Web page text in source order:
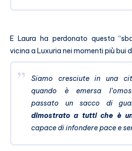
E Laura ha perdonato questa
vicina a Luxuria nei momenti più bui
Siamo cresciute in una
quando è emersa
passato un sacco di
dimostrato a tutti che è
capace di infondere pace e